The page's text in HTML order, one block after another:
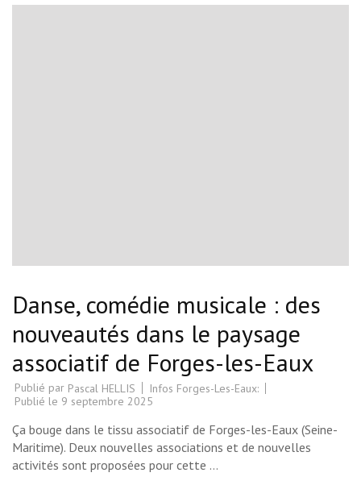
Danse, comédie musicale : des
nouveautés dans le paysage
associatif de Forges-les-Eaux
Publié par Pascal HELLIS
Infos Forges-Les-Eaux:
Publié le 9 septembre 2025
Ça bouge dans le tissu associatif de Forges-les-Eaux (Seine-
Maritime). Deux nouvelles associations et de nouvelles
activités sont proposées pour cette …